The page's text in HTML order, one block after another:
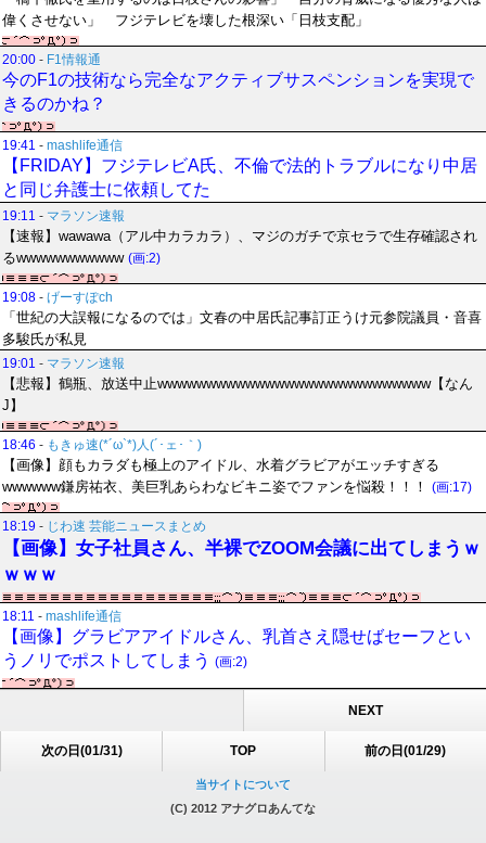
偉くさせない」 フジテレビを壊した根深い「日枝支配」
20:00 - F1情報通
今のF1の技術なら完全なアクティブサスペンションを実現で
きるのかね？
19:41 - mashlife通信
【FRIDAY】フジテレビA氏、不倫で法的トラブルになり中居
と同じ弁護士に依頼してた
19:11 - マラソン速報
【速報】wawawa（アル中カラカラ）、マジのガチで京セラで生存確認され
るwwwwwwwwwww (画:2)
19:08 - げーすぽch
「世紀の大誤報になるのでは」文春の中居氏記事訂正うけ元参院議員・音喜
多駿氏が私見
19:01 - マラソン速報
【悲報】鶴瓶、放送中止wwwwwwwwwwwwwwwwwwwwwwwwwwww【なん
J】
18:46 - もきゅ速(*´ω`*)人(´･ェ･｀)
【画像】顔もカラダも極上のアイドル、水着グラビアがエッチすぎる
wwwwww鎌房祐衣、美巨乳あらわなビキニ姿でファンを悩殺！！！
(画:17)
18:19 - じわ速 芸能ニュースまとめ
【画像】女子社員さん、半裸でZOOM会議に出てしまうｗ
ｗｗｗ
18:11 - mashlife通信
【画像】グラビアアイドルさん、乳首さえ隠せばセーフとい
うノリでポストしてしまう (画:2)
NEXT
次の日(01/31) TOP 前の日(01/29)
当サイトについて
(C) 2012 アナグロあんてな